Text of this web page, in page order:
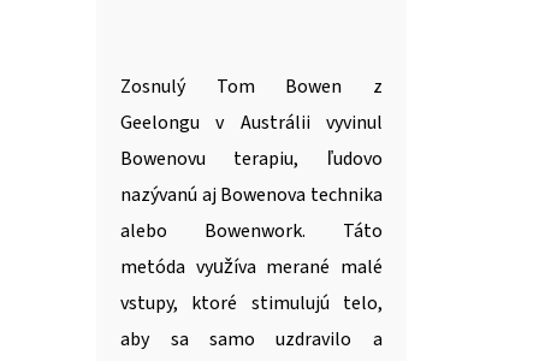
Zosnulý Tom Bowen z
Geelongu v Austrálii vyvinul
Bowenovu terapiu, ľudovo
nazývanú aj Bowenova technika
alebo Bowenwork. Táto
metóda využíva merané malé
vstupy, ktoré stimulujú telo,
aby sa samo uzdravilo a